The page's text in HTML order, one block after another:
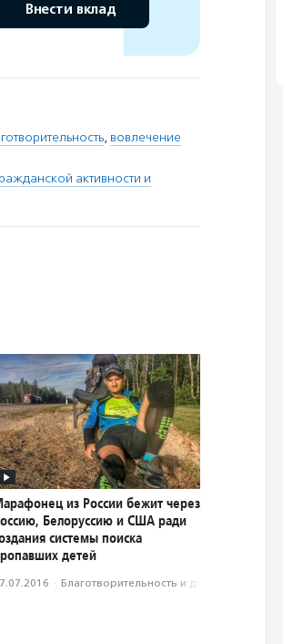
Внести вклад
, вовлечение
активности и
из России бежит через
Белоруссию и США ради
системы поиска
детей
· Благотвори­тель­ность и доброволь­чест­во